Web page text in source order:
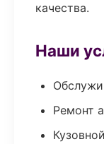
качества.
Наши
Ремонт